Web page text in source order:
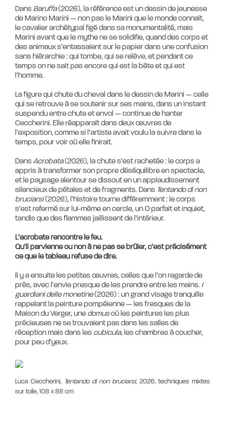
Dans Baruffa(2026), la référence est un dessin de jeunesse
de Marino Marini — non pas le Marini que le monde connaît,
le cavalier archétypal figé dans sa monumentalité, mais
Marini avant que le mythe ne se solidifie, quand des corps et
des animaux s’entassaient sur le papier dans une confusion
sans hiérarchie : qui tombe, qui se relève, et pendant ce
temps on ne sait pas encore qui est la bête et qui est
l’homme.
La figure qui chute du cheval dans le dessin de Marini — celle
qui se retrouve à se soutenir sur ses mains, dans un instant
suspendu entre chute et envol — continue de hanter
Ceccherini. Elle réapparaît dans deux œuvres de
l’exposition, comme si l’artiste avait voulu la suivre dans le
temps, pour voir où elle finirait.
DansAcrobata(2026), la chute s’est rachetée : le corps a
appris à transformer son propre déséquilibre en spectacle,
et le paysage alentour se dissout en un applaudissement
silencieux de pétales et de fragments. Dans Tentando di non
bruciarsi(2026), l’histoire tourne différemment : le corps
s’est refermé sur lui-même en cercle, un O parfait et inquiet,
tandis que des flammes jaillissent de l’intérieur.
L’acrobate rencontre le feu.
Qu’il parvienne ou non à ne pas se brûler, c’est précisément
ce que le tableau refuse de dire.
Il y a ensuite les petites œuvres, celles que l’on regarde de
près, avec l’envie presque de les prendre entre les mains. I
guardiani delle monetine(2026) : un grand visage tranquille
rappelant la peinture pompéienne — les fresques de la
Maison du Verger, une domusoù les peintures les plus
précieuses ne se trouvaient pas dans les salles de
réception mais dans les cubicula, les chambres à coucher,
Luca Ceccherini, Tentando di non bruciarsi, 2026, techniques mixtes
sur toile, 108 x 88 cm